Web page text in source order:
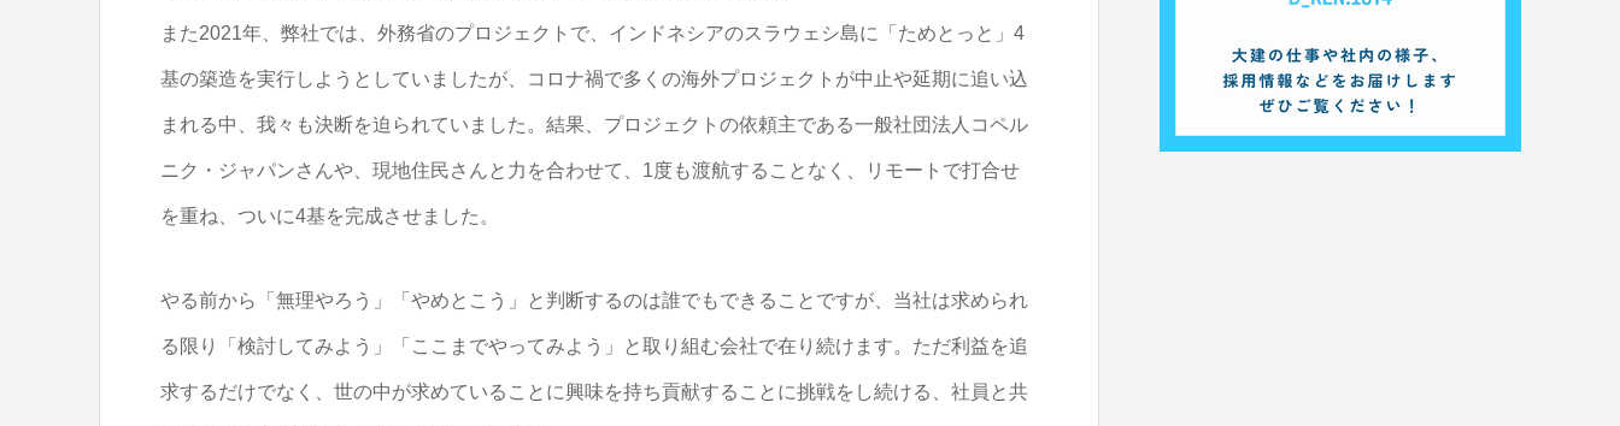
また2021年、弊社では、外務省のプロジェクトで、インドネシアのスラウェシ島に「ためとっと」4
基の築造を実行しようとしていましたが、コロナ禍で多くの海外プロジェクトが中止や延期に追い込
まれる中、我々も決断を迫られていました。結果、プロジェクトの依頼主である一般社団法人コペル
ニク・ジャパンさんや、現地住民さんと力を合わせて、1度も渡航することなく、リモートで打合せ
を重ね、ついに4基を完成させました。
やる前から「無理やろう」「やめとこう」と判断するのは誰でもできることですが、当社は求められ
る限り「検討してみよう」「ここまでやってみよう」と取り組む会社で在り続けます。ただ利益を追
求するだけでなく、世の中が求めていることに興味を持ち貢献することに挑戦をし続ける、社員と共